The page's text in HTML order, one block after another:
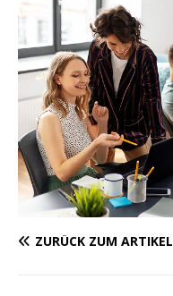
ZURÜCK ZUM ARTIKEL